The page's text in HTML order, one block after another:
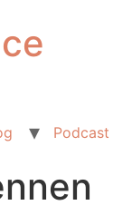
Podcast